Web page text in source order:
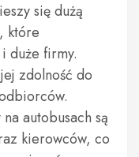
się dużą
które
duże firmy.
zdolność do
autobusach są
kierowców, co